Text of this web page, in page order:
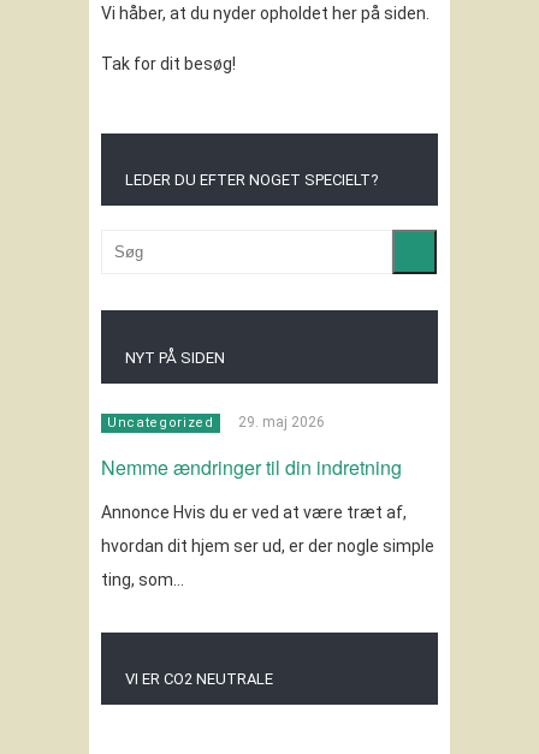
Vi håber, at du nyder opholdet her på siden.
Tak for dit besøg!
LEDER DU EFTER NOGET SPECIELT?
NYT PÅ SIDEN
Uncategorized 29. maj 2026
Nemme ændringer til din indretning
Annonce Hvis du er ved at være træt af,
hvordan dit hjem ser ud, er der nogle simple
ting, som…
VI ER CO2 NEUTRALE